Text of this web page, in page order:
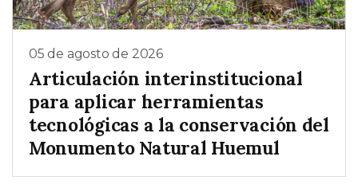
05 de agosto de 2026
Articulación interinstitucional
para aplicar herramientas
tecnológicas a la conservación del
Monumento Natural Huemul